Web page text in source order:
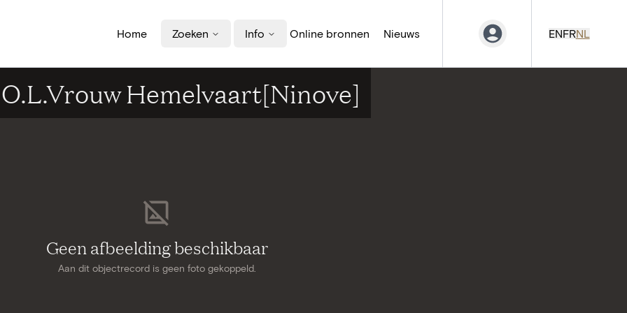
Home Zoeken Info Online bronnen Nieuws ENFRNL
Geen afbeelding beschikbaar
Aan dit objectrecord is geen foto gekoppeld.
Hemelvaart[Ninove]